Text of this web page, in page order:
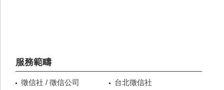
服務範疇
徵信社 / 徵信公司
台北徵信社